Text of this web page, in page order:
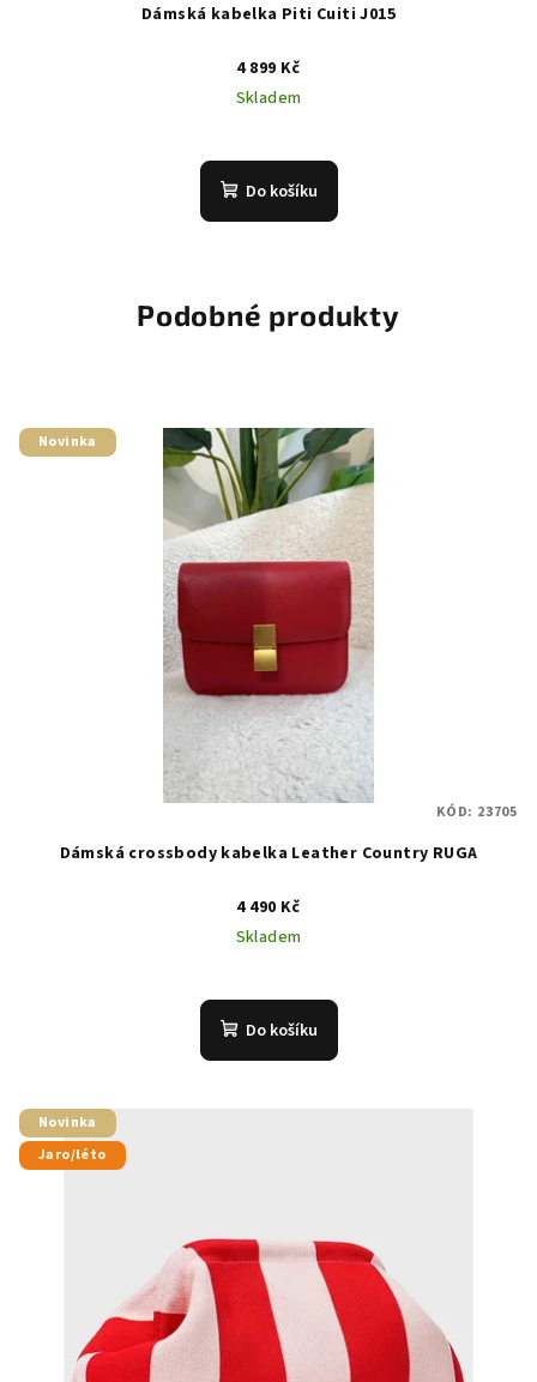
Dámská kabelka Piti Cuiti J015
4 899 Kč
Skladem
Do košíku
Podobné produkty
Novinka
Dámská crossbody kabelka Leather Country RUGA
4 490 Kč
Skladem
Do košíku
KÓD: 23705
Novinka
Jaro/léto